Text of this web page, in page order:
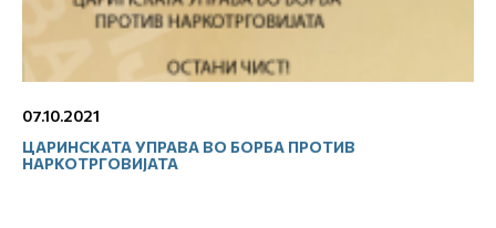
07.10.2021
ЦАРИНСКАТА УПРАВА ВО БОРБА ПРОТИВ
НАРКОТРГОВИЈАТА